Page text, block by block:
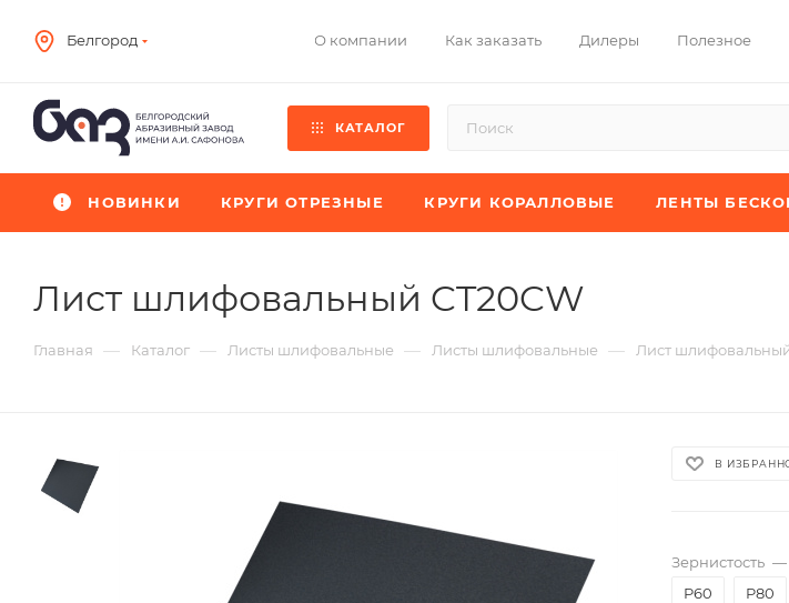
Белгород О компании Как заказать Дилеры Полезное
КАТАЛОГ
НОВИНКИ КРУГИ ОТРЕЗНЫЕ КРУГИ КОРАЛЛОВЫЕ ЛЕНТЫ
Лист шлифовальный CT20CW
Главная — Каталог — Листы шлифовальные — Листы шлифовальные — Лист
В
Зернистость —
P60
P80